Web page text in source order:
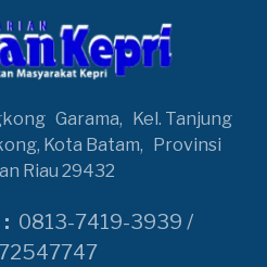
Garama,
Kel. Tanjung
Kota Batam,
Provinsi
Riau 29432
0813-7419-3939 /